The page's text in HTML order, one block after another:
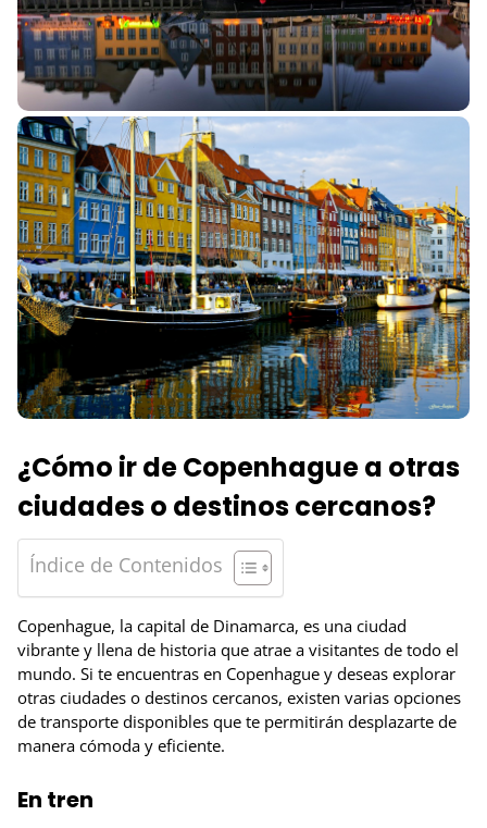
¿Cómo ir de Copenhague a otras
ciudades o destinos cercanos?
Índice de Contenidos
Copenhague, la capital de Dinamarca, es una ciudad
vibrante y llena de historia que atrae a visitantes de todo el
mundo. Si te encuentras en Copenhague y deseas explorar
otras ciudades o destinos cercanos, existen varias opciones
de transporte disponibles que te permitirán desplazarte de
manera cómoda y eficiente.
En tren